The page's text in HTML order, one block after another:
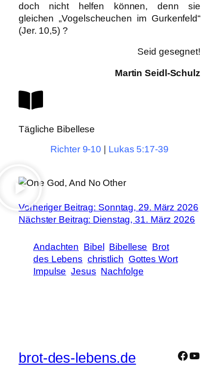
doch nicht helfen können, denn sie
gleichen „Vogelscheuchen im Gurkenfeld“
(Jer. 10,5) ?
Seid gesegnet!
Martin Seidl-Schulz
Tägliche Bibellese
Richter 9-10
Lukas 5:17-39
Vorheriger Beitrag: Sonntag, 29. März 2026
Nächster Beitrag: Dienstag, 31. März 2026
Andachten Bibel Bibellese Brot
des Lebens christlich Gottes Wort
Impulse Jesus Nachfolge
brot-des-lebens.de